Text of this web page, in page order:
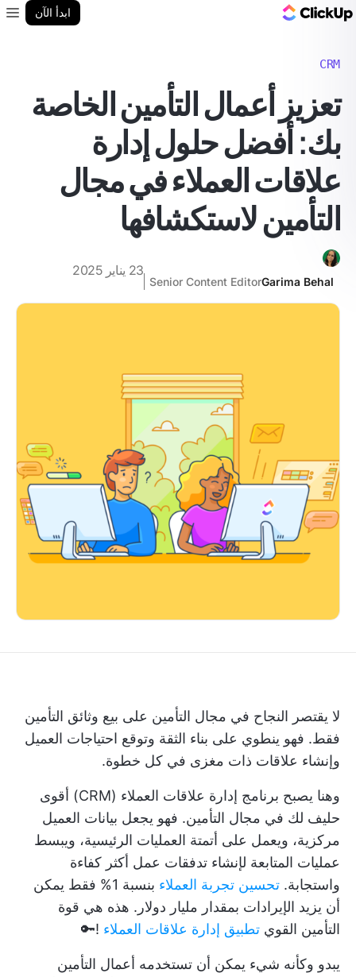
ابدأ الآن
CRM
تعزيز أعمال التأمين الخاصة
بك: أفضل حلول إدارة
علاقات العملاء في مجال
التأمين لاستكشافها
Garima Behal
Senior Content Editor
23 يناير 2025
لا يقتصر النجاح في مجال التأمين على بيع وثائق التأمين
فقط. فهو ينطوي على بناء الثقة وتوقع احتياجات العميل
وإنشاء علاقات ذات مغزى في كل خطوة.
وهنا يصبح برنامج إدارة علاقات العملاء (CRM) أقوى
حليف لك في مجال التأمين. فهو يجعل بيانات العميل
مركزية، ويعمل على أتمتة العمليات الرئيسية، ويبسط
عمليات المتابعة لإنشاء تدفقات عمل أكثر كفاءة
واستجابة. تحسين تجربة العملاء
بنسبة 1% فقط يمكن
أن يزيد الإيرادات بمقدار مليار دولار. هذه هي قوة
التأمين القوي تطبيق إدارة علاقات العملاء !🔑
يبدو وكأنه شيء يمكن أن تستخدمه أعمال التأمين